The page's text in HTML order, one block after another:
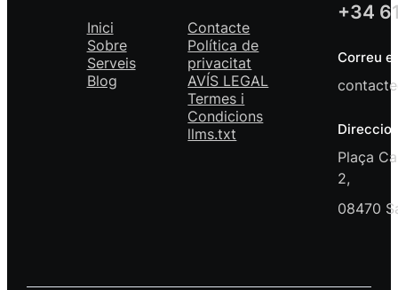
Inici
Sobre
Serveis
Blog
Contacte
Política de
privacitat
AVÍS LEGAL
Termes i
Condicions
llms.txt
+34
Correu
Direccio
Plaça
2,
08470